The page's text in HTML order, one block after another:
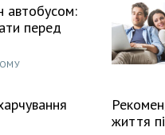
автобусом:
перед
життя